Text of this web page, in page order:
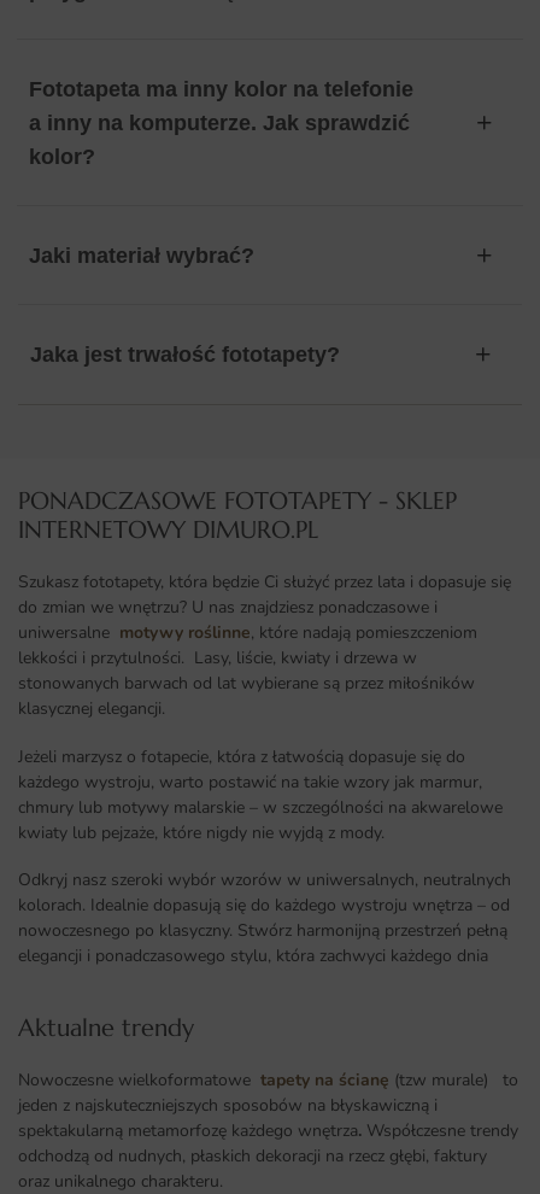
Fototapeta ma inny kolor na telefonie
a inny na komputerze. Jak sprawdzić
kolor?
Jaki materiał wybrać?
Jaka jest trwałość fototapety?
PONADCZASOWE FOTOTAPETY - SKLEP
INTERNETOWY DIMURO.PL​
Szukasz fototapety, która będzie Ci służyć przez lata i dopasuje się
do zmian we wnętrzu? U nas znajdziesz ponadczasowe i
uniwersalne motywy roślinne, które nadają pomieszczeniom
lekkości i przytulności. Lasy, liście, kwiaty i drzewa w
stonowanych barwach od lat wybierane są przez miłośników
klasycznej elegancji.
Jeżeli marzysz o fotapecie, która z łatwością dopasuje się do
każdego wystroju, warto postawić na takie wzory jak marmur,
chmury lub motywy malarskie – w szczególności na akwarelowe
kwiaty lub pejzaże, które nigdy nie wyjdą z mody.
Odkryj nasz szeroki wybór wzorów w uniwersalnych, neutralnych
kolorach. Idealnie dopasują się do każdego wystroju wnętrza – od
nowoczesnego po klasyczny. Stwórz harmonijną przestrzeń pełną
elegancji i ponadczasowego stylu, która zachwyci każdego dnia
Aktualne trendy​
Nowoczesne wielkoformatowe tapety na ścianę (tzw murale) to
jeden z najskuteczniejszych sposobów na błyskawiczną i
spektakularną metamorfozę każdego wnętrza. Współczesne trendy
odchodzą od nudnych, płaskich dekoracji na rzecz głębi, faktury
oraz unikalnego charakteru.